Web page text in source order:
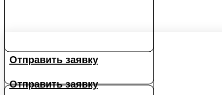
Отправить заявку
Отправить заявку